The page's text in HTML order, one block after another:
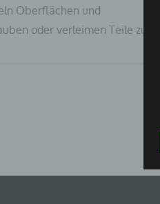
Oberflächen und
oder verleimen Teile zu…